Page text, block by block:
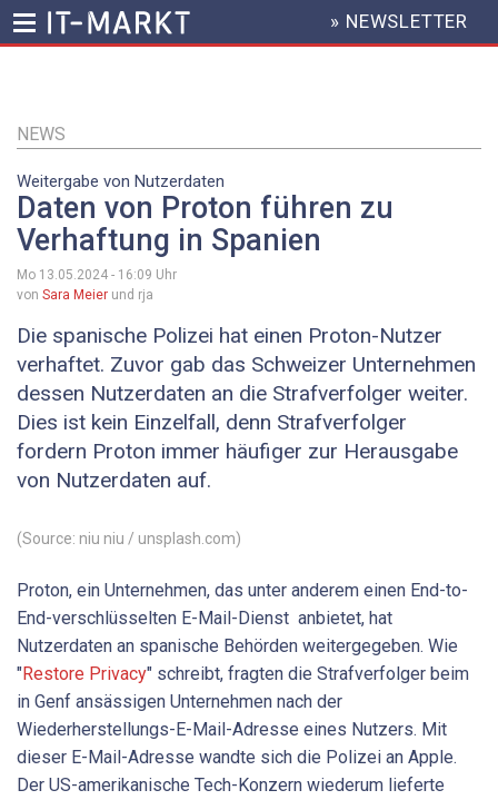
Inhalt
HEADER
MENU
» NEWSLETTER
NEWS
Weitergabe von Nutzerdaten
Daten von Proton führen zu
Verhaftung in Spanien
Mo 13.05.2024 - 16:09 Uhr
von Sara Meier und rja
Die spanische Polizei hat einen Proton-Nutzer
verhaftet. Zuvor gab das Schweizer Unternehmen
dessen Nutzerdaten an die Strafverfolger weiter.
Dies ist kein Einzelfall, denn Strafverfolger
fordern Proton immer häufiger zur Herausgabe
von Nutzerdaten auf.
(Source: niu niu / unsplash.com)
Proton, ein Unternehmen, das unter anderem einen End-to-
End-verschlüsselten E-Mail-Dienst anbietet, hat
Nutzerdaten an spanische Behörden weitergegeben. Wie
"Restore Privacy" schreibt, fragten die Strafverfolger beim
in Genf ansässigen Unternehmen nach der
Wiederherstellungs-E-Mail-Adresse eines Nutzers. Mit
dieser E-Mail-Adresse wandte sich die Polizei an Apple.
Der US-amerikanische Tech-Konzern wiederum lieferte